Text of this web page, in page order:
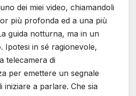
dei miei video, chiamandoli
più profonda ed a una più
guida notturna, ma in un
Ipotesi in sé ragionevole,
telecamera di
per emettere un segnale
iniziare a parlare. Che sia